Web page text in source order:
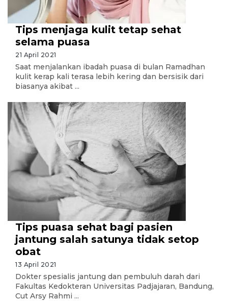
Tips menjaga kulit tetap sehat
selama puasa
21 April 2021
Saat menjalankan ibadah puasa di bulan Ramadhan
kulit kerap kali terasa lebih kering dan bersisik dari
biasanya akibat ...
Tips puasa sehat bagi pasien
jantung salah satunya tidak setop
obat
13 April 2021
Dokter spesialis jantung dan pembuluh darah dari
Fakultas Kedokteran Universitas Padjajaran, Bandung,
Cut Arsy Rahmi ...